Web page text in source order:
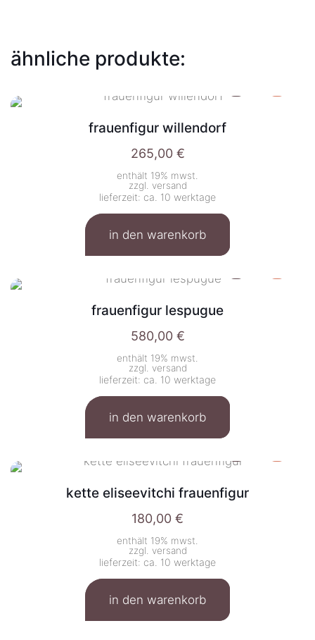
ähnliche produkte:
frauenfigur willendorf
265,00 €
enthält 19% mwst.
zzgl. versand
lieferzeit: ca. 10 werktage
in den warenkorb
frauenfigur lespugue
580,00 €
enthält 19% mwst.
zzgl. versand
lieferzeit: ca. 10 werktage
in den warenkorb
kette eliseevitchi frauenfigur
180,00 €
enthält 19% mwst.
zzgl. versand
lieferzeit: ca. 10 werktage
in den warenkorb